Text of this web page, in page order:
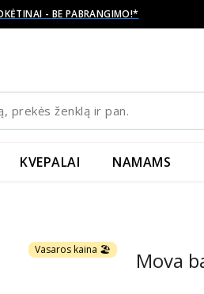
- BE PABRANGIMO!*
KVEPALAI NAMAMS
Vasaros kaina 🏖️ Mova